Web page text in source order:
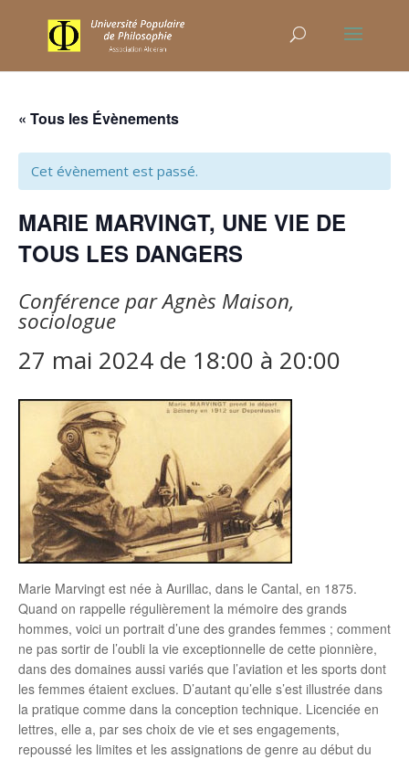
« Tous les Évènements
Cet évènement est passé.
MARIE MARVINGT, UNE VIE DE
TOUS LES DANGERS
Conférence par Agnès Maison,
sociologue
27 mai 2024 de 18:00 à 20:00
Marie Marvingt est née à Aurillac, dans le Cantal, en 1875.
Quand on rappelle régulièrement la mémoire des grands
hommes, voici un portrait d’une des grandes femmes ; comment
ne pas sortir de l’oubli la vie exceptionnelle de cette pionnière,
dans des domaines aussi variés que l’aviation et les sports dont
les femmes étaient exclues. D’autant qu’elle s’est illustrée dans
la pratique comme dans la conception technique. Licenciée en
lettres, elle a, par ses choix de vie et ses engagements,
repoussé les limites et les assignations de genre au début du